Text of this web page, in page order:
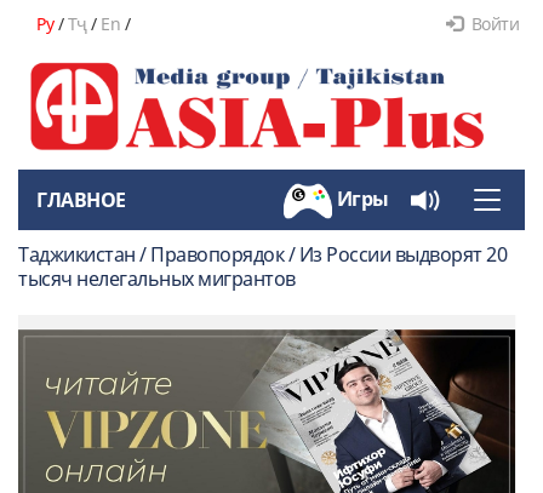
Ру/Тҷ/ En / Войти
Toggle
ГЛАВНОЕ Игры
Таджикистан / Правопорядок / Из России выдворят 20
тысяч нелегальных мигрантов